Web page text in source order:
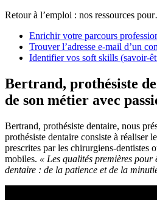
Retour à l’emploi : nos ressources
Enrichir votre parcours
Trouver l’adresse e-mail d’un
Identifier vos soft skills (savoir-
Bertrand, prothésiste
de son métier avec
Bertrand, prothésiste dentaire, nous
prothésiste dentaire consiste à réaliser
prescrites par les chirurgiens-dentistes
mobiles. « Les qualités premières pour
dentaire : de la patience et de la